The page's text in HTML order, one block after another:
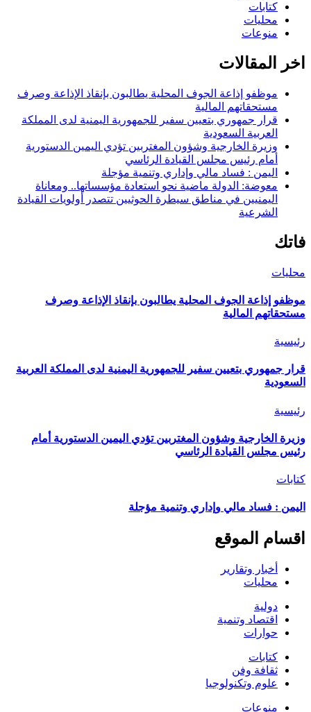
كتابات
محليات
منوعات
اخر المقالات
موظفو إذاعة الجوف المحلية يطالبون بإنقاذ الإذاعة وصرف
مستحقاتهم المالية
قرار جمهوري بتعيين سفير للجمهورية اليمنية لدى المملكة
العربية السعودية
وزيرة الخارجية وشؤون المغتربين تؤدي اليمين الدستورية
أمام رئيس مجلس القيادة الرئاسي
اليمن : فساد مالي وإداري وتنمية مؤجلة
معوضة: الدولة ماضية نحو استعادة مؤسساتها.. ومعاناة
اليمنيين في مناطق سيطرة الحوثيين تتصدر أولويات القيادة
الشرعية
فاتك
محليات
موظفو إذاعة الجوف المحلية يطالبون بإنقاذ الإذاعة وصرف
مستحقاتهم المالية
رئيسية
قرار جمهوري بتعيين سفير للجمهورية اليمنية لدى المملكة العربية
السعودية
رئيسية
وزيرة الخارجية وشؤون المغتربين تؤدي اليمين الدستورية أمام
رئيس مجلس القيادة الرئاسي
كتابات
اليمن : فساد مالي وإداري وتنمية مؤجلة
اقسام الموقع
أخبار وتقارير
محليات
دولية
اقتصاد وتنمية
حوارات
كتابات
ثقافة وفن
علوم وتكنولوجيا
منوعات